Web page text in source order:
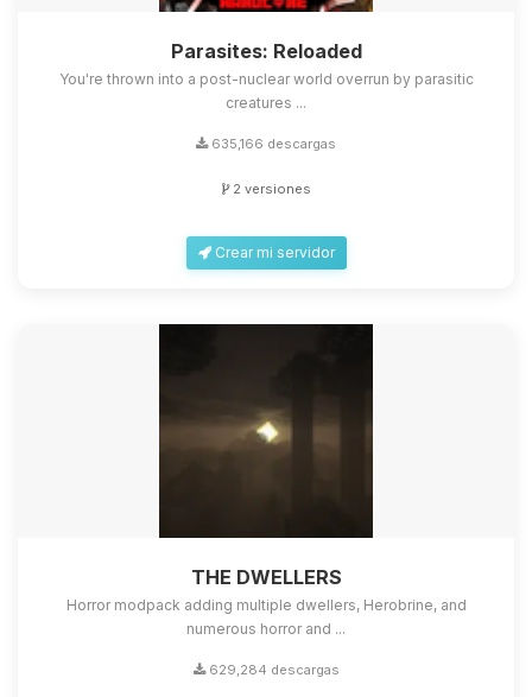
Parasites: Reloaded
You're thrown into a post-nuclear world overrun by parasitic
creatures ...
635,166 descargas
2 versiones
Crear mi servidor
THE DWELLERS
Horror modpack adding multiple dwellers, Herobrine, and
numerous horror and ...
629,284 descargas